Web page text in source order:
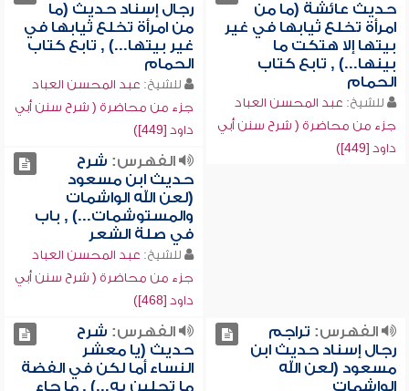
حديث عائشة (ما من
امرأة تخلع ثيابها في غير
بيتها إلا هتكت ما
بينها...) , تابع كتاب
الحمام
للشيخ: عبد المحسن العباد
جزء من محاضرة ( شرح سنن أبي
داود [449])
رجال إسناد حديث (ما
من امرأة تخلع ثيابها في
غير بيتها...) , تابع كتاب
الحمام
للشيخ: عبد المحسن العباد
جزء من محاضرة ( شرح سنن أبي
داود [449])
الفهرس: شرح
حديث ابن مسعود
(لعن الله الواشمات
والمستوشمات...) , باب
في صلة الشعر
للشيخ: عبد المحسن العباد
جزء من محاضرة ( شرح سنن أبي
داود [468])
الفهرس: تراجم
رجال إسناد حديث ابن
مسعود (لعن الله
الواشمات
الفهرس: شرح
حديث (يا معشر
النساء أما لكن في الفضة
ما تحلين به...) , ما جاء